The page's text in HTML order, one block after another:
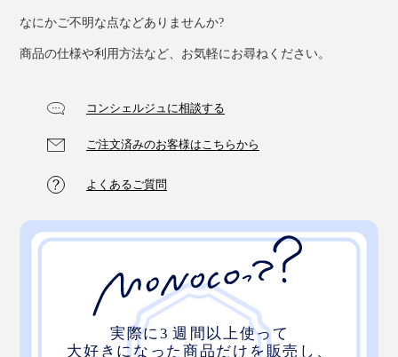
なにかご不明な点などありませんか?
商品の仕様や利用方法など、お気軽にお尋ねください。
コンシェルジュに相談する
ご注文済みのお客様はこちらから
よくあるご質問